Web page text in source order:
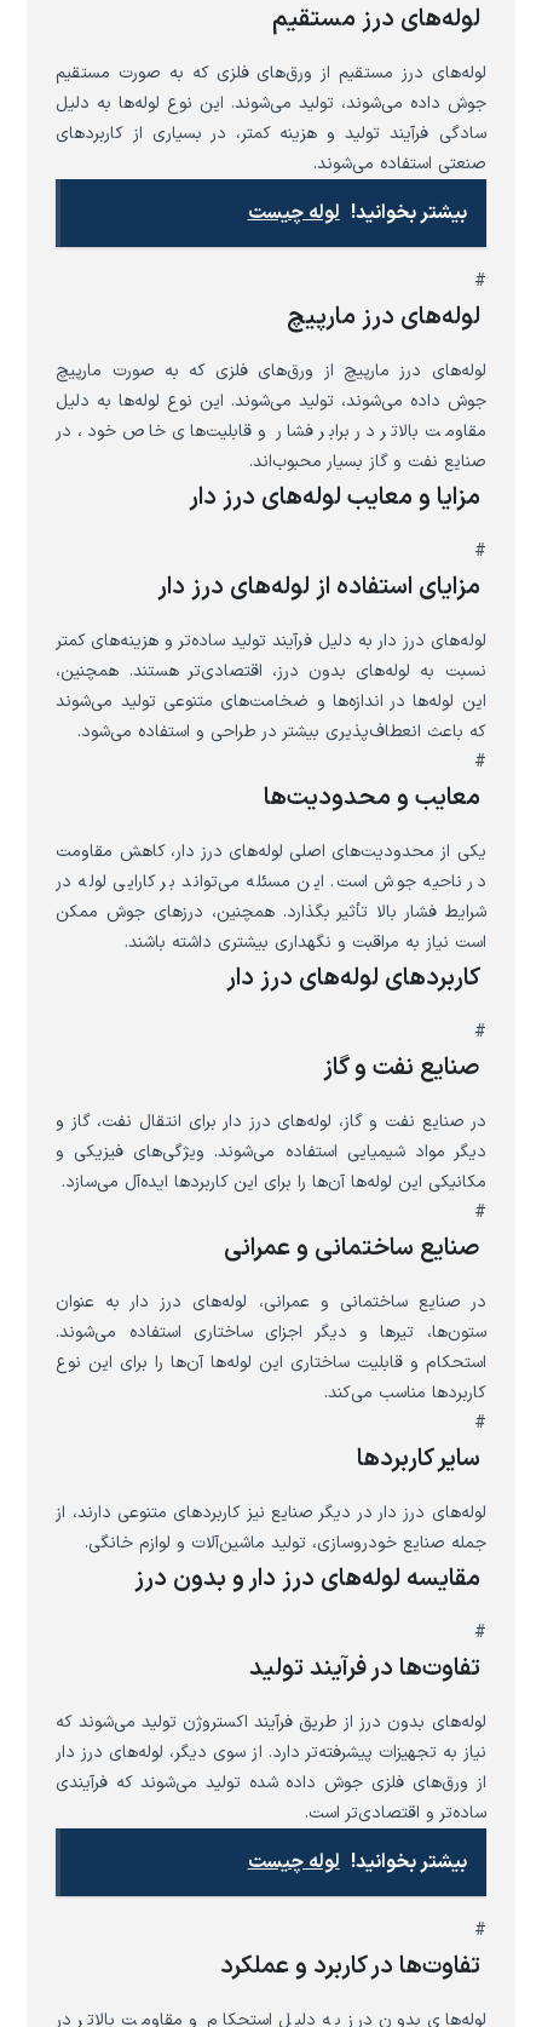
لوله‌های درز مستقیم
لوله‌های درز مستقیم از ورق‌های فلزی که به صورت مستقیم
جوش داده می‌شوند، تولید می‌شوند. این نوع لوله‌ها به دلیل
سادگی فرآیند تولید و هزینه کمتر، در بسیاری از کاربردهای
صنعتی استفاده می‌شوند.
بیشتر بخوانید! لوله چیست
#
لوله‌های درز مارپیچ
لوله‌های درز مارپیچ از ورق‌های فلزی که به صورت مارپیچ
جوش داده می‌شوند، تولید می‌شوند. این نوع لوله‌ها به دلیل
مقاومت بالاتر در برابر فشار و قابلیت‌های خاص خود، در
صنایع نفت و گاز بسیار محبوب‌اند.
مزایا و معایب لوله‌های درز دار
#
مزایای استفاده از لوله‌های درز دار
لوله‌های درز دار به دلیل فرآیند تولید ساده‌تر و هزینه‌های کمتر
نسبت به لوله‌های بدون درز، اقتصادی‌تر هستند. همچنین،
این لوله‌ها در اندازه‌ها و ضخامت‌های متنوعی تولید می‌شوند
که باعث انعطاف‌پذیری بیشتر در طراحی و استفاده می‌شود.
#
معایب و محدودیت‌ها
یکی از محدودیت‌های اصلی لوله‌های درز دار، کاهش مقاومت
در ناحیه جوش است. این مسئله می‌تواند بر کارایی لوله در
شرایط فشار بالا تأثیر بگذارد. همچنین، درزهای جوش ممکن
است نیاز به مراقبت و نگهداری بیشتری داشته باشند.
کاربردهای لوله‌های درز دار
#
صنایع نفت و گاز
در صنایع نفت و گاز، لوله‌های درز دار برای انتقال نفت، گاز و
دیگر مواد شیمیایی استفاده می‌شوند. ویژگی‌های فیزیکی و
مکانیکی این لوله‌ها آن‌ها را برای این کاربردها ایده‌آل می‌سازد.
#
صنایع ساختمانی و عمرانی
در صنایع ساختمانی و عمرانی، لوله‌های درز دار به عنوان
ستون‌ها، تیرها و دیگر اجزای ساختاری استفاده می‌شوند.
استحکام و قابلیت ساختاری این لوله‌ها آن‌ها را برای این نوع
کاربردها مناسب می‌کند.
#
سایر کاربردها
لوله‌های درز دار در دیگر صنایع نیز کاربردهای متنوعی دارند، از
جمله صنایع خودروسازی، تولید ماشین‌آلات و لوازم خانگی.
مقایسه لوله‌های درز دار و بدون درز
#
تفاوت‌ها در فرآیند تولید
لوله‌های بدون درز از طریق فرآیند اکستروژن تولید می‌شوند که
نیاز به تجهیزات پیشرفته‌تر دارد. از سوی دیگر، لوله‌های درز دار
از ورق‌های فلزی جوش داده شده تولید می‌شوند که فرآیندی
ساده‌تر و اقتصادی‌تر است.
بیشتر بخوانید! لوله چیست
#
تفاوت‌ها در کاربرد و عملکرد
لوله‌های بدون درز به دلیل استحکام و مقاومت بالاتر در